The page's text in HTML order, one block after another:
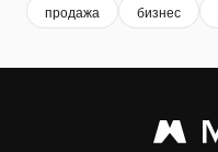
продажа бизнес